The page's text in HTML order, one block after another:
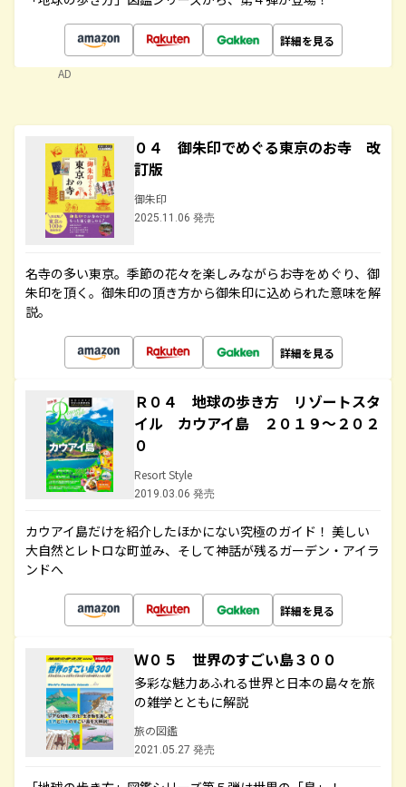
詳細を見る
AD
０４ 御朱印でめぐる東京のお寺 改
訂版
御朱印
2025.11.06 発売
名寺の多い東京。季節の花々を楽しみながらお寺をめぐり、御
朱印を頂く。御朱印の頂き方から御朱印に込められた意味を解
説。
詳細を見る
Ｒ０４ 地球の歩き方 リゾートスタ
イル カウアイ島 ２０１９～２０２
０
Resort Style
2019.03.06 発売
カウアイ島だけを紹介したほかにない究極のガイド！ 美しい
大自然とレトロな町並み、そして神話が残るガーデン・アイラ
ンドへ
詳細を見る
Ｗ０５ 世界のすごい島３００
多彩な魅力あふれる世界と日本の島々を旅
の雑学とともに解説
旅の図鑑
2021.05.27 発売